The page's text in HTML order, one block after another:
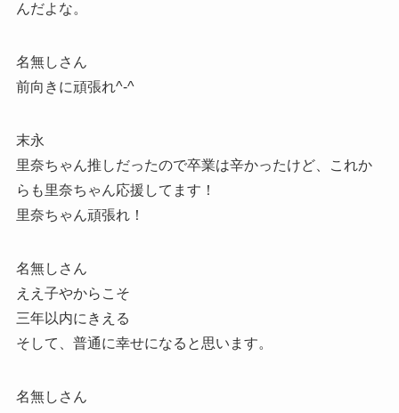
んだよな。
名無しさん
前向きに頑張れ^-^
末永
里奈ちゃん推しだったので卒業は辛かったけど、これか
らも里奈ちゃん応援してます！
里奈ちゃん頑張れ！
名無しさん
ええ子やからこそ
三年以内にきえる
そして、普通に幸せになると思います。
名無しさん